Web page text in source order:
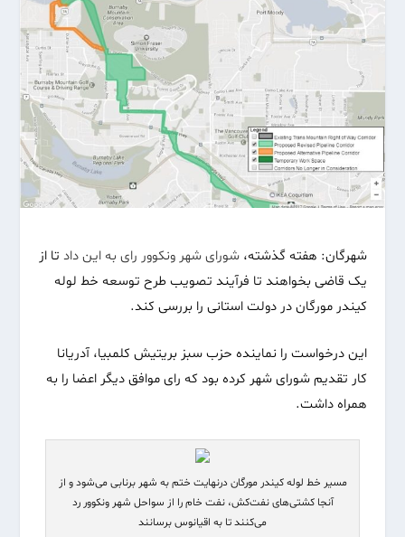
شهرگان: هفته گذشته،شورای شهر ونکوور رای به این داد تا از
یک قاضی بخواهند تا فرآیند تصویب طرح توسعه خط لوله
کیندر مورگان در دولت استانی را بررسی کند.
این درخواست را نماینده حزب سبز بریتیش کلمبیا، آدریانا
کار تقدیم شورای شهر کرده بود که رای موافق دیگر اعضا را به
همراه داشت.
مسیر خط لوله کیندر مورگان درنهایت ختم به شهر برنابی می‌شود و از
آنجا کشتی‌های نفت‌کش، نفت خام را از سواحل شهر ونکوور رد
می‌کنند تا به اقیانوس برسانند